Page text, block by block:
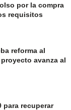
por la compra
requisitos
reforma al
avanza al
para recuperar